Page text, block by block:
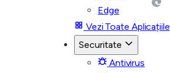
Edge
Vezi Toate Aplicațiile
Securitate
Antivirus